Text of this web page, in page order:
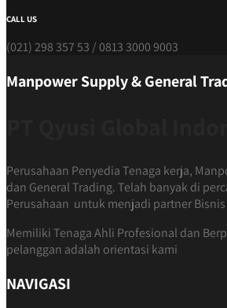
CALL US
(021) 298 357 53 / 0813 3000 9003
Manpower Supply & General
Perusahaan Penyedia Tenaga kerja,
dan General Trading. Telah banyak di
Perusahaan untuk menjadi partner Bisnis
Memiliki Tenaga Ahli Profesional dan
pelanggan adalah orientasi kami
NAVIGASI